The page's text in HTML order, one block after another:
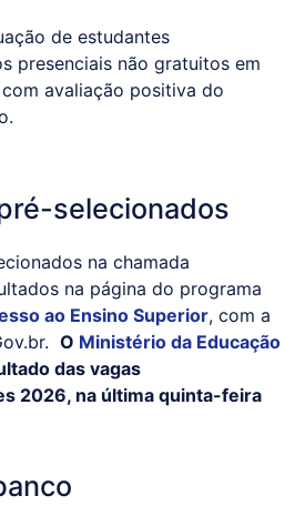
de estudantes
presenciais não gratuitos em
avaliação positiva do
selecionados
na chamada
na página do programa
ao Ensino Superior, com a
O Ministério da Educação
das vagas
2026, na última quinta-feira